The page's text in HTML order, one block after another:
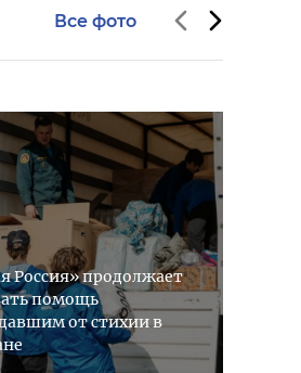
Все фото
Россия» продолжает
помощь
от стихии в